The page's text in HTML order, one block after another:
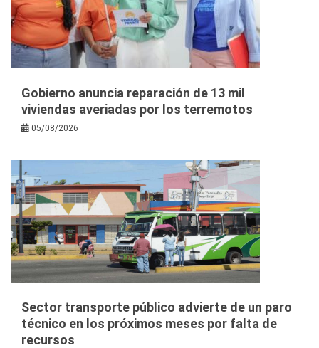
Gobierno anuncia reparación de 13 mil
viviendas averiadas por los terremotos
05/08/2026
Sector transporte público advierte de un paro
técnico en los próximos meses por falta de
recursos